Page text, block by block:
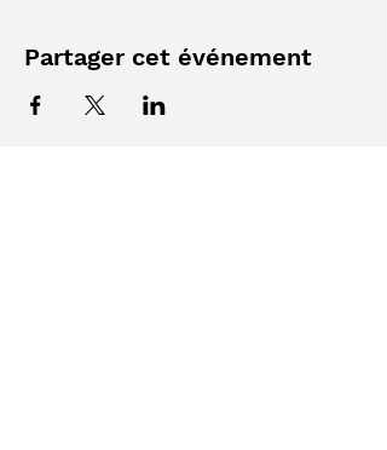
Partager cet événement